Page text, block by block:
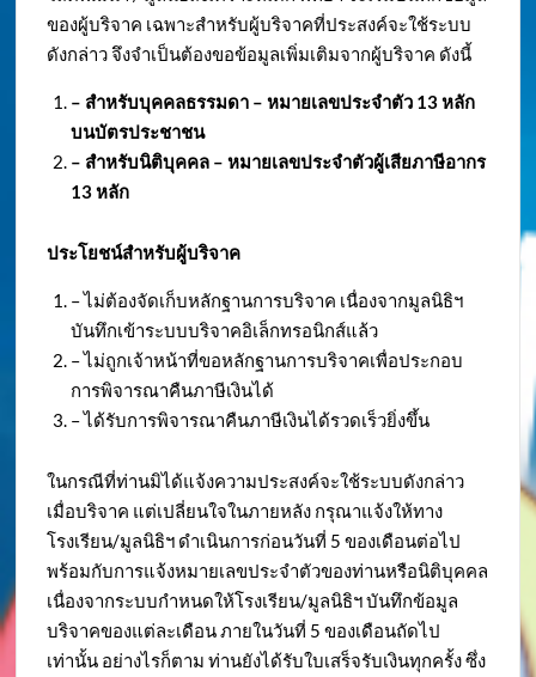
ของผู้บริจาค เฉพาะสำหรับผู้บริจาคที่ประสงค์จะใช้ระบบ
ดังกล่าว จึงจำเป็นต้องขอข้อมูลเพิ่มเติมจากผู้บริจาค ดังนี้
– สำหรับบุคคลธรรมดา – หมายเลขประจำตัว 13 หลัก
บนบัตรประชาชน
– สำหรับนิติบุคคล – หมายเลขประจำตัวผู้เสียภาษีอากร
13 หลัก
ประโยชน์สำหรับผู้บริจาค
– ไม่ต้องจัดเก็บหลักฐานการบริจาค เนื่องจากมูลนิธิฯ
บันทึกเข้าระบบบริจาคอิเล็กทรอนิกส์แล้ว
– ไม่ถูกเจ้าหน้าที่ขอหลักฐานการบริจาคเพื่อประกอบ
การพิจารณาคืนภาษีเงินได้
– ได้รับการพิจารณาคืนภาษีเงินได้รวดเร็วยิ่งขึ้น
ในกรณีที่ท่านมิได้แจ้งความประสงค์จะใช้ระบบดังกล่าว
เมื่อบริจาค แต่เปลี่ยนใจในภายหลัง กรุณาแจ้งให้ทาง
โรงเรียน/มูลนิธิฯ ดำเนินการก่อนวันที่ 5 ของเดือนต่อไป
พร้อมกับการแจ้งหมายเลขประจำตัวของท่านหรือนิติบุคคล
เนื่องจากระบบกำหนดให้โรงเรียน/มูลนิธิฯ บันทึกข้อมูล
บริจาคของแต่ละเดือน ภายในวันที่ 5 ของเดือนถัดไป
เท่านั้น อย่างไรก็ตาม ท่านยังได้รับใบเสร็จรับเงินทุกครั้ง ซึ่ง